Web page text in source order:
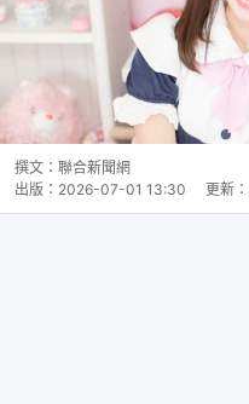
撰文： 聯合新聞網
出版： 2026-07-01 13:30 更新：